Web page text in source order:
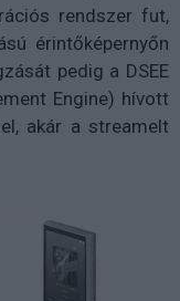
rendszer fut,
érintőképernyőn
pedig a DSEE
Engine) hívott
akár a streamelt